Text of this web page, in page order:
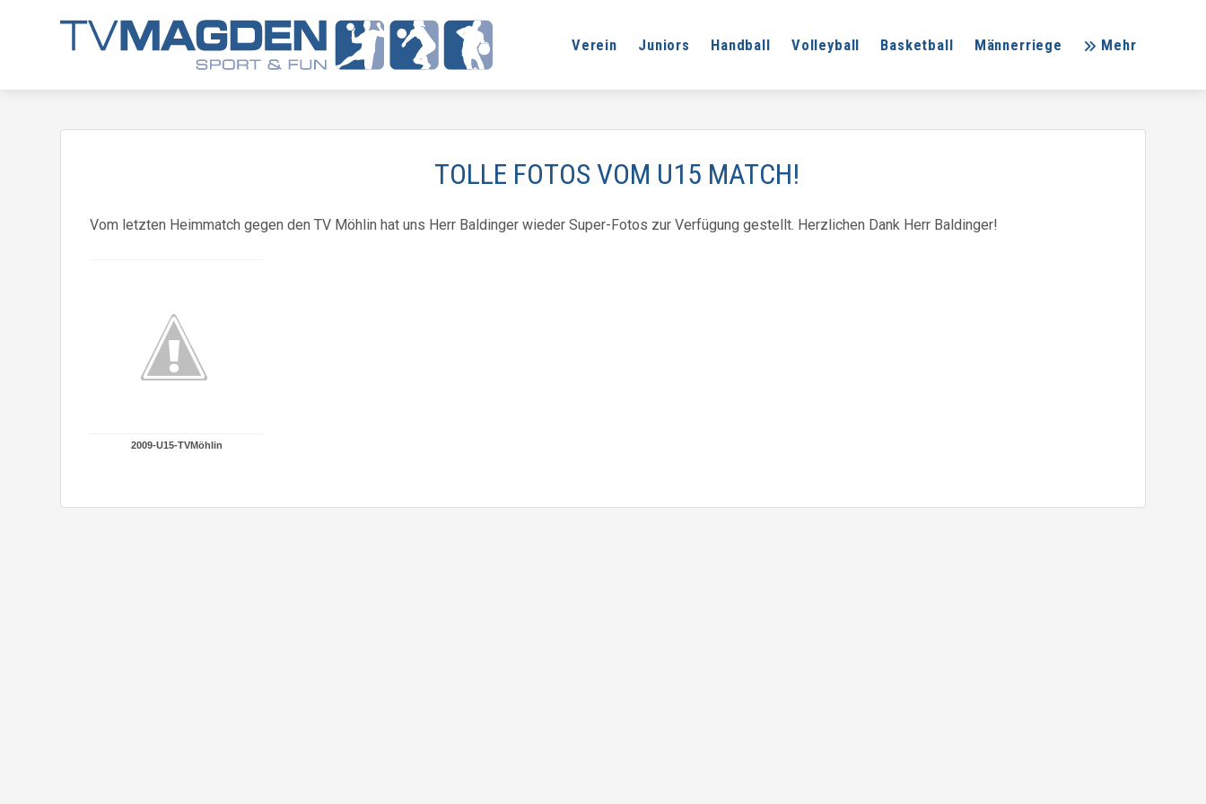
Verein Juniors Handball Volleyball Basketball Männerriege Mehr
TOLLE FOTOS VOM U15 MATCH!
Vom letzten Heimmatch gegen den TV Möhlin hat uns Herr Baldinger wieder Super-Fotos zur Verfügung gestellt. Herzlichen Dank Herr Baldinger!
2009-U15-TVMöhlin